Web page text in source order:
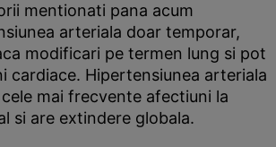
mentionati pana acum
arteriala doar temporar,
modificari pe termen lung si pot
cardiace. Hipertensiunea arteriala
mai frecvente afectiuni la
si are extindere globala.